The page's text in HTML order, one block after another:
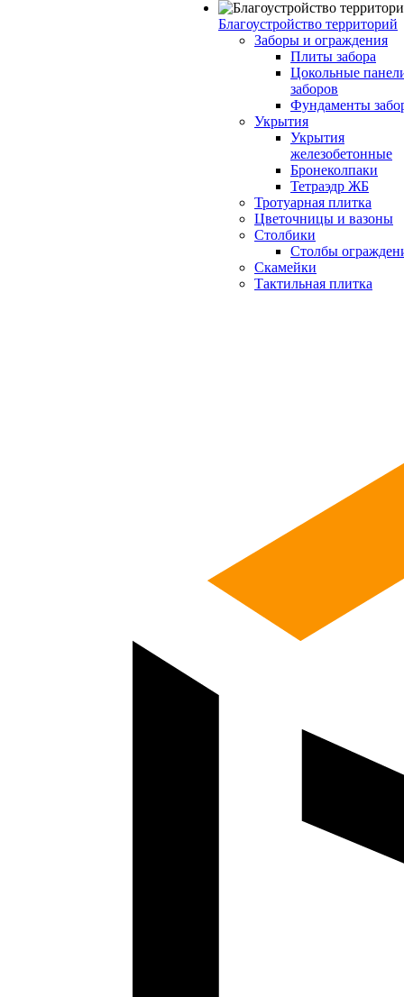
Благоустройство территорий
Заборы и ограждения
Плиты забора
Цокольные
заборов
Фундаменты
Укрытия
Укрытия
железобетонные
Бронеколпаки
Тетраэдр ЖБ
Тротуарная плитка
Цветочницы и вазоны
Столбики
Столбы
Скамейки
Тактильная плитка